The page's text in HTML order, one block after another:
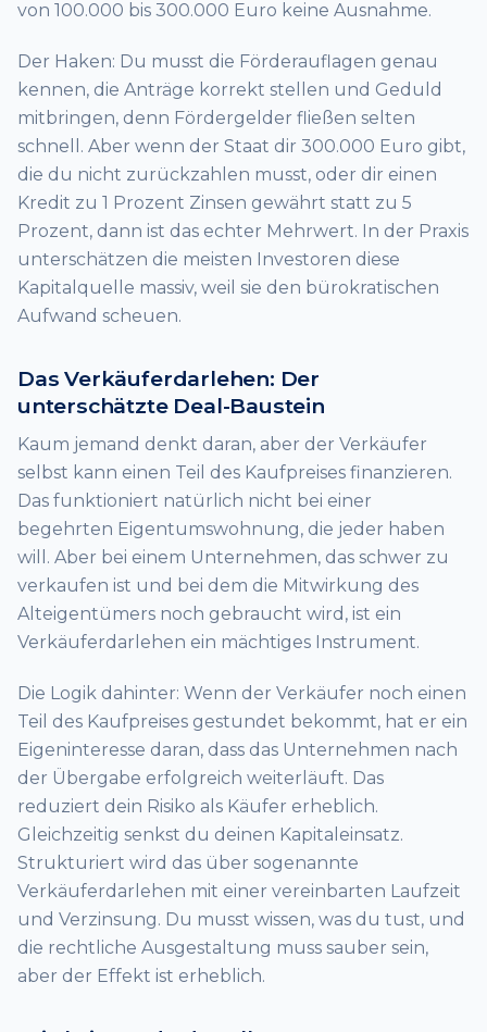
von 100.000 bis 300.000 Euro keine Ausnahme.
Der Haken: Du musst die Förderauflagen genau
kennen, die Anträge korrekt stellen und Geduld
mitbringen, denn Fördergelder fließen selten
schnell. Aber wenn der Staat dir 300.000 Euro gibt,
die du nicht zurückzahlen musst, oder dir einen
Kredit zu 1 Prozent Zinsen gewährt statt zu 5
Prozent, dann ist das echter Mehrwert. In der Praxis
unterschätzen die meisten Investoren diese
Kapitalquelle massiv, weil sie den bürokratischen
Aufwand scheuen.
Das Verkäuferdarlehen: Der
unterschätzte Deal-Baustein
Kaum jemand denkt daran, aber der Verkäufer
selbst kann einen Teil des Kaufpreises finanzieren.
Das funktioniert natürlich nicht bei einer
begehrten Eigentumswohnung, die jeder haben
will. Aber bei einem Unternehmen, das schwer zu
verkaufen ist und bei dem die Mitwirkung des
Alteigentümers noch gebraucht wird, ist ein
Verkäuferdarlehen ein mächtiges Instrument.
Die Logik dahinter: Wenn der Verkäufer noch einen
Teil des Kaufpreises gestundet bekommt, hat er ein
Eigeninteresse daran, dass das Unternehmen nach
der Übergabe erfolgreich weiterläuft. Das
reduziert dein Risiko als Käufer erheblich.
Gleichzeitig senkst du deinen Kapitaleinsatz.
Strukturiert wird das über sogenannte
Verkäuferdarlehen mit einer vereinbarten Laufzeit
und Verzinsung. Du musst wissen, was du tust, und
die rechtliche Ausgestaltung muss sauber sein,
aber der Effekt ist erheblich.